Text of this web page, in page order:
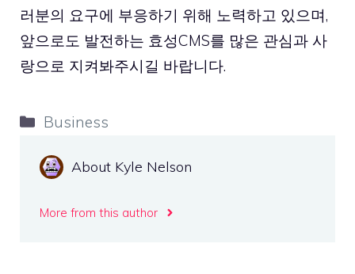
러분의 요구에 부응하기 위해 노력하고 있으며,
앞으로도 발전하는 효성CMS를 많은 관심과 사
랑으로 지켜봐주시길 바랍니다.
Categories
Business
About Kyle Nelson
More from this author